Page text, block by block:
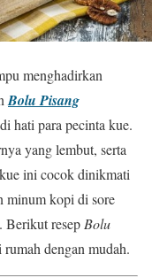
menghadirkan
Bolu Pisang
hati para pecinta kue.
yang lembut, serta
ini cocok dinikmati
minum kopi di sore
Berikut resepBolu
dengan mudah.